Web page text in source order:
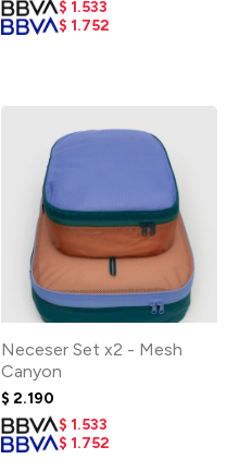
$ 1.533
$ 1.752
Neceser Set x2 - Mesh
Canyon
$ 2.190
$ 1.533
$ 1.752